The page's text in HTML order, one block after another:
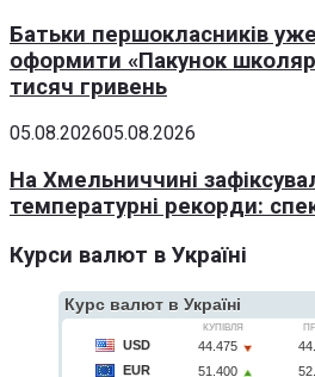
Батьки першокласників
оформити «Пакунок
тисяч гривень
05.08.202605.08.2026
На Хмельниччині
температурні рекорди:
Курси валют в Україні